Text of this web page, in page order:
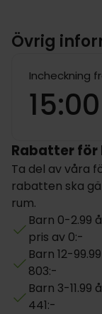
Övrig
Incheckning
15:00
Rabatter för
Ta del av våra
rabatten ska
rum.
Barn 0-2.99
pris av 0:-
Barn 12-
803:-
Barn 3-
441:-